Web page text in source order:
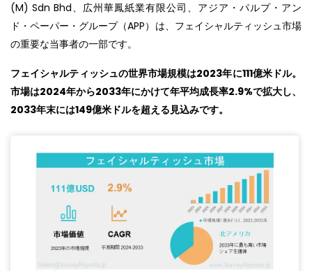
(M) Sdn Bhd、広州華鳳紙業有限公司、アジア・パルプ・アン
ド・ペーパー・グループ（APP）は、フェイシャルティッシュ市場
の重要な当事者の一部です。
フェイシャルティッシュの世界市場規模は2023年に111億米ドル。
市場は2024年から2033年にかけて年平均成長率2.9%で拡大し、
2033年末には149億米ドルを超える見込みです。